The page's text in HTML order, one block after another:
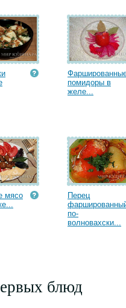
помидоры в
желе...
мясо
Перец
по-
волновахски...
блюд